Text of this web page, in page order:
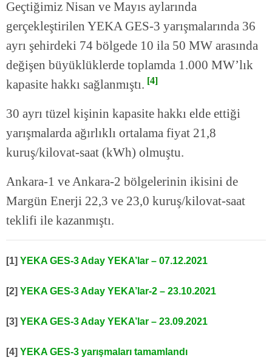
Geçtiğimiz Nisan ve Mayıs aylarında
gerçekleştirilen YEKA GES-3 yarışmalarında 36
ayrı şehirdeki 74 bölgede 10 ila 50 MW arasında
değişen büyüklüklerde toplamda 1.000 MW’lık
kapasite hakkı sağlanmıştı. [4]
30 ayrı tüzel kişinin kapasite hakkı elde ettiği
yarışmalarda ağırlıklı ortalama fiyat 21,8
kuruş/kilovat-saat (kWh) olmuştu.
Ankara-1 ve Ankara-2 bölgelerinin ikisini de
Margün Enerji 22,3 ve 23,0 kuruş/kilovat-saat
teklifi ile kazanmıştı.
[1] YEKA GES-3 Aday YEKA’lar – 07.12.2021
[2] YEKA GES-3 Aday YEKA’lar-2 – 23.10.2021
[3] YEKA GES-3 Aday YEKA’lar – 23.09.2021
[4] YEKA GES-3 yarışmaları tamamlandı